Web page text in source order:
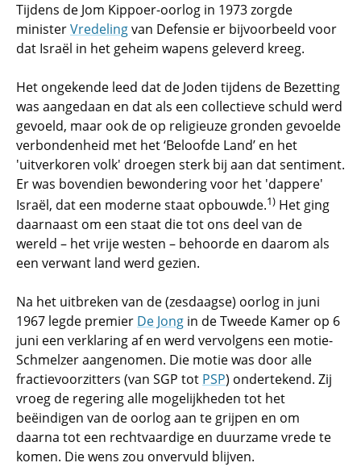
Tijdens de Jom Kippoer-oorlog in 1973 zorgde
ministerVredelingvan Defensie er bijvoorbeeld voor
dat Israël in het geheim wapens geleverd kreeg.
Het ongekende leed dat de Joden tijdens de Bezetting
was aangedaan en dat als een collectieve schuld werd
gevoeld, maar ook de op religieuze gronden gevoelde
verbondenheid met het ‘Beloofde Land’ en het
'uitverkoren volk' droegen sterk bij aan dat sentiment.
Er was bovendien bewondering voor het 'dappere'
Israël, dat een moderne staat opbouwde.1) Het ging
daarnaast om een staat die tot ons deel van de
wereld – het vrije westen – behoorde en daarom als
een verwant land werd gezien.
Na het uitbreken van de (zesdaagse) oorlog in juni
1967 legde premier De Jong in de Tweede Kamer op 6
juni een verklaring af en werd vervolgens een motie-
Schmelzer aangenomen. Die motie was door alle
fractievoorzitters (van SGP tot PSP) ondertekend. Zij
vroeg de regering alle mogelijkheden tot het
beëindigen van de oorlog aan te grijpen en om
daarna tot een rechtvaardige en duurzame vrede te
komen. Die wens zou onvervuld blijven.